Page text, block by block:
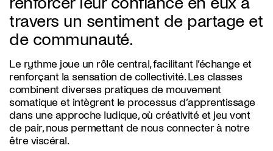
travers un sentiment de partage et
de communauté.
Le rythme joue un rôle central, facilitant l’échange et
renforçant la sensation de collectivité. Les classes
combinent diverses pratiques de mouvement
somatique et intègrent le processus d’apprentissage
dans une approche ludique, où créativité et jeu vont
de pair, nous permettant de nous connecter à notre
être viscéral.